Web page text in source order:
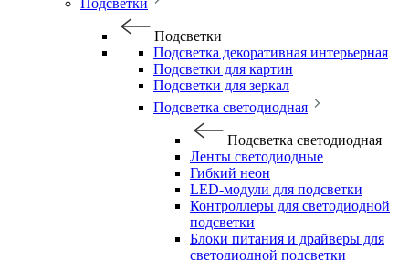
Подсветки
Подсветки
Подсветка декоративная интерьерная
Подсветки для картин
Подсветки для зеркал
Подсветка светодиодная
Подсветка светодиодная
Ленты светодиодные
Гибкий неон
LED-модули для подсветки
Контроллеры для светодиодной
подсветки
Блоки питания и драйверы для
светодиодной подсветки